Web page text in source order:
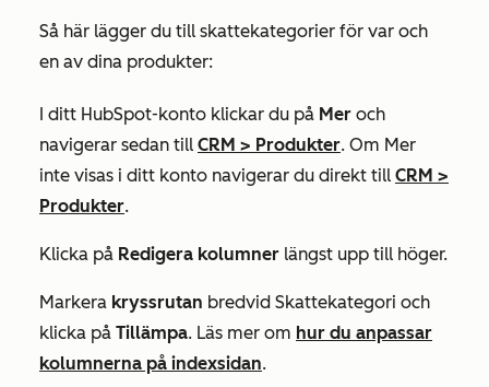
Så här lägger du till skattekategorier för var och
en av dina produkter:
I ditt HubSpot-konto klickar du på Mer och
navigerar sedan till CRM > Produkter. Om Mer
inte visas i ditt konto navigerar du direkt till CRM >
Produkter.
Klicka på Redigera kolumner längst upp till höger.
Markera kryssrutan bredvid Skattekategori och
klicka på Tillämpa. Läs mer om hur du anpassar
kolumnerna på indexsidan.